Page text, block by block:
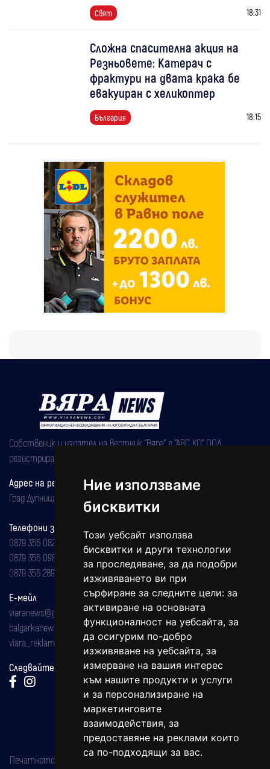
Ние използваме
бисквитки
Този уебсайт използва
бисквитки и други технологии
за проследяване, за да подобри
изживяването ви при
сърфиране за следните цели: за
активиране на основната
функционалност на уебсайта, за
да осигурим по-добро
изживяване на уебсайта, за
измерване на вашия интерес
към нашите продукти и услуги
и за персонализиране на
маркетинговите
взаимодействия, за
предоставяне на реклами които
са по-подходящи за вас.
Свят 18:31
Сложна спасителна акция на
Резньовете: Катерач с
фрактури на двата крака бе
евакуиран с хеликоптер
България 18:15
Собственик и издател на вестник "Вяра" е "АВС КО" ООД,
регистрирана на 08.05.2002 година.
Адрес на редакцията
Град Дупница, ул.''Христо Ботев" 43
Телефони за реклама и абонаменти
0879 356 082
0879 356 098
0879 356 289
Е-мейл
viaranews@gmail.com
balgarkanews@gmail.com
viara_reklama@mail.bg
Следвайте ни:
Печатното издание на вестника е регистрирано в националния